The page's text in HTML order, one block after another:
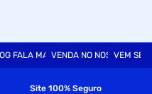
FALA MARTVENDA NO NOSSO SITE
VEM SER
Site 100% Seguro